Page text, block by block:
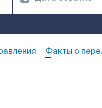
Факты о